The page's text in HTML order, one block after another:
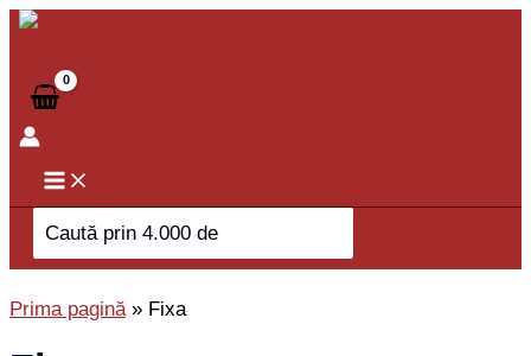
Skip
content
Search
for:
Prima pagină» Fixa